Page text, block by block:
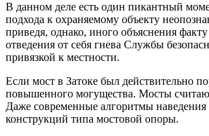
В данном деле есть один пикантный
подхода к охраняемому объекту
приведя, однако, иного объяснения
отведения от себя гнева Службы
привязкой к местности.
Если мост в Затоке был действительно
повышенного могущества. Мосты
Даже современные алгоритмы
конструкций типа мостовой опоры.